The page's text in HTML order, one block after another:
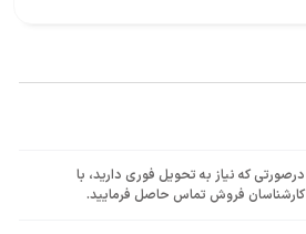
درصورتی که نیاز به تحویل فوری دارید، با
کارشناسان فروش تماس حاصل فرمایید.